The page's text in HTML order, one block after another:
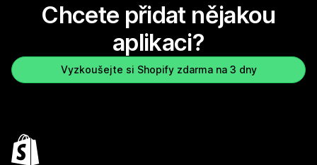
Chcete přidat nějakou
aplikaci?
Vyzkoušejte si Shopify zdarma na 3 dny